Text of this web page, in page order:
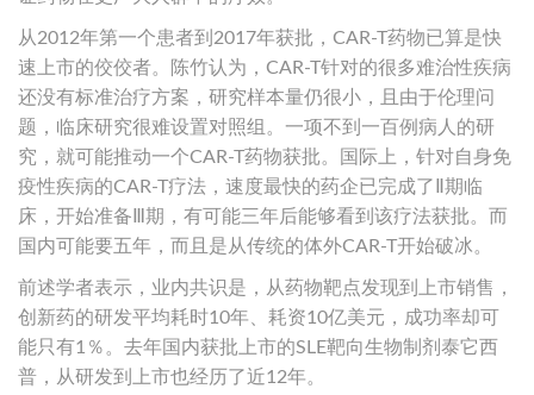
从2012年第一个患者到2017年获批，CAR-T药物已算是快
速上市的佼佼者。陈竹认为，CAR-T针对的很多难治性疾病
还没有标准治疗方案，研究样本量仍很小，且由于伦理问
题，临床研究很难设置对照组。一项不到一百例病人的研
究，就可能推动一个CAR-T药物获批。国际上，针对自身免
疫性疾病的CAR-T疗法，速度最快的药企已完成了Ⅱ期临
床，开始准备Ⅲ期，有可能三年后能够看到该疗法获批。而
国内可能要五年，而且是从传统的体外CAR-T开始破冰。
前述学者表示，业内共识是，从药物靶点发现到上市销售，
创新药的研发平均耗时10年、耗资10亿美元，成功率却可
能只有1％。去年国内获批上市的SLE靶向生物制剂泰它西
普，从研发到上市也经历了近12年。